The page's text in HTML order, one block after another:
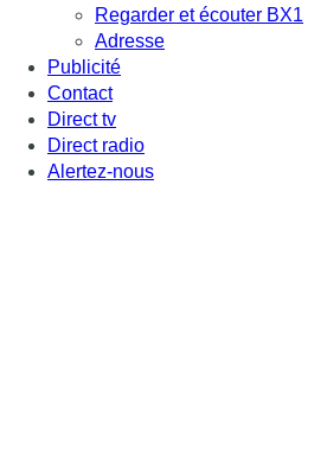
Regarder et écouter BX1
Adresse
Publicité
Contact
Direct tv
Direct radio
Alertez-nous